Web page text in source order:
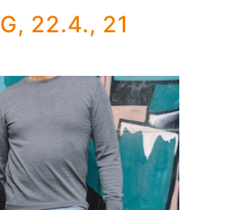
22.4., 21